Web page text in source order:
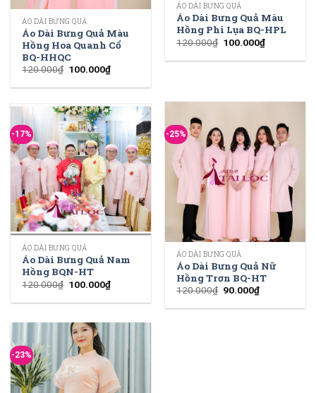
ÁO DÀI BƯNG QUẢ
Áo Dài Bưng Quả Màu
Hồng Hoa Quanh Cổ
BQ-HHQC
120.000₫ 100.000₫
ÁO DÀI BƯNG QUẢ
Áo Dài Bưng Quả Màu
Hồng Phi Lụa BQ-HPL
120.000₫ 100.000₫
-17%
ÁO DÀI BƯNG QUẢ
Áo Dài Bưng Quả Nam
Hồng BQN-HT
120.000₫ 100.000₫
-25%
ÁO DÀI BƯNG QUẢ
Áo Dài Bưng Quả Nữ
Hồng Trơn BQ-HT
120.000₫ 90.000₫
-23%